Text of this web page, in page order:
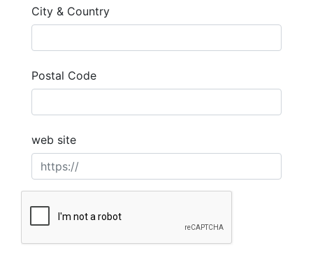
City & Country
Postal Code
web site